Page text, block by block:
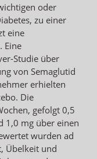
oder
zu einer
eine
Eine
Studie über
von Semaglutid
erhielten
Die
gefolgt 0,5
1,0 mg über einen
wurden ad
Übelkeit und